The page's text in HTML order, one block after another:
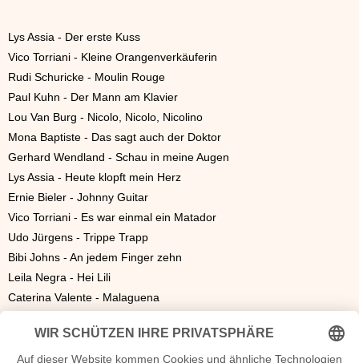
Lys Assia - Der erste Kuss
Vico Torriani - Kleine Orangenverkäuferin
Rudi Schuricke - Moulin Rouge
Paul Kuhn - Der Mann am Klavier
Lou Van Burg - Nicolo, Nicolo, Nicolino
Mona Baptiste - Das sagt auch der Doktor
Gerhard Wendland - Schau in meine Augen
Lys Assia - Heute klopft mein Herz
Ernie Bieler - Johnny Guitar
Vico Torriani - Es war einmal ein Matador
Udo Jürgens - Trippe Trapp
Bibi Johns - An jedem Finger zehn
Leila Negra - Hei Lili
Caterina Valente - Malaguena
Peter Alexander - Jede Frau in Bogota
René Carol - Deinen Namen, den hab ich vergessen